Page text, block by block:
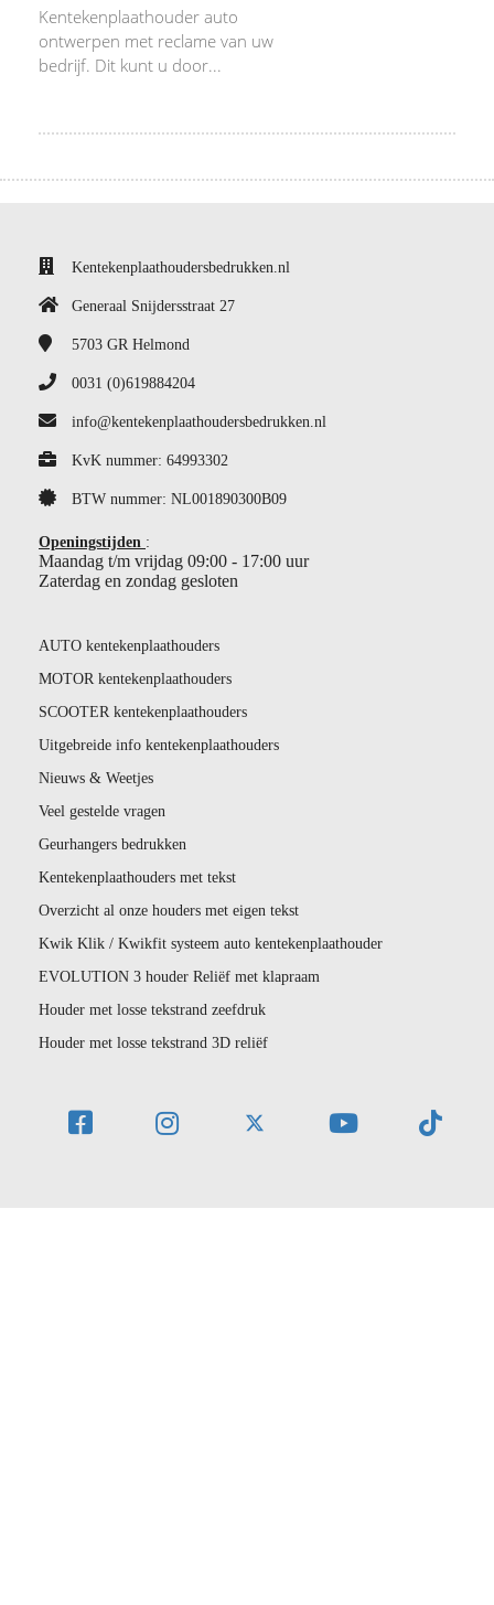
Kentekenplaathouder auto
ontwerpen met reclame van uw
bedrijf. Dit kunt u door...
Kentekenplaathoudersbedrukken.nl
Generaal Snijdersstraat 27
5703 GR Helmond
0031 (0)619884204
info@kentekenplaathoudersbedrukken.nl
KvK nummer: 64993302
BTW nummer: NL001890300B09
Openingstijden :
Maandag t/m vrijdag 09:00 - 17:00 uur
Zaterdag en zondag gesloten
AUTO kentekenplaathouders
MOTOR kentekenplaathouders
SCOOTER kentekenplaathouders
Uitgebreide info kentekenplaathouders
Nieuws & Weetjes
Veel gestelde vragen
Geurhangers bedrukken
Kentekenplaathouders met tekst
Overzicht al onze houders met eigen tekst
Kwik Klik / Kwikfit systeem auto kentekenplaathouder
EVOLUTION 3 houder Reliëf met klapraam
Houder met losse tekstrand zeefdruk
Houder met losse tekstrand 3D reliëf